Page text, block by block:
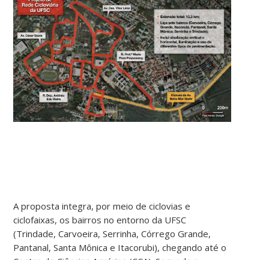
A proposta integra, por meio de ciclovias e
ciclofaixas, os bairros no entorno da UFSC
(Trindade, Carvoeira, Serrinha, Córrego Grande,
Pantanal, Santa Mônica e Itacorubi), chegando até o